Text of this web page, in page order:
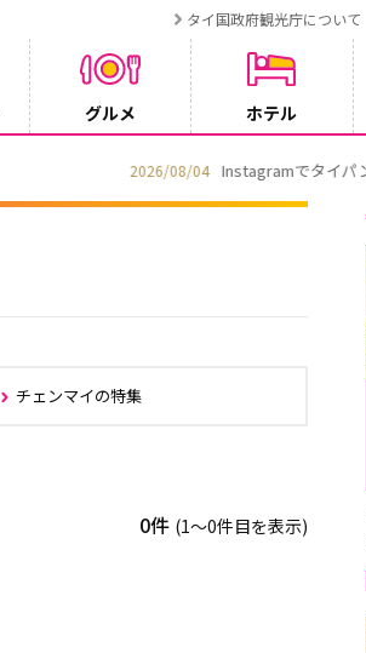
タイ国政府観光庁について
グルメ ホテル
チェンマイの特集
0件 (1〜0件目を表示)